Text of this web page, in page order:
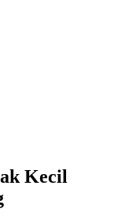
Kecil